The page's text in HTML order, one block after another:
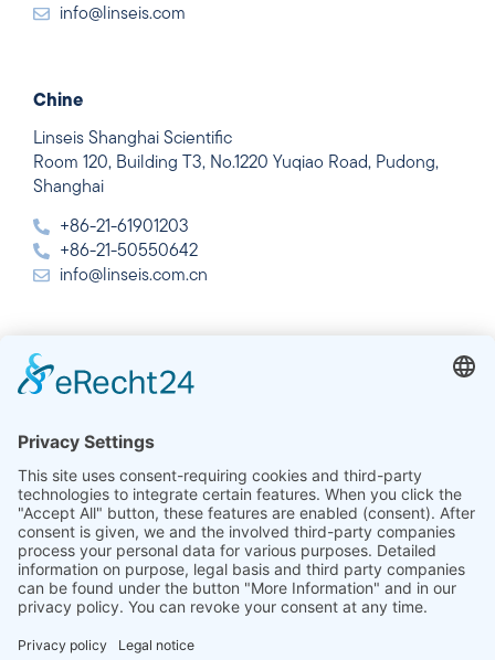
info@linseis.com
Chine
Linseis Shanghai Scientific
Room 120, Building T3, No.1220 Yuqiao Road, Pudong,
Shanghai
+86-21-61901203
+86-21-50550642
info@linseis.com.cn
Inde
Sector 23, Dwarka, 110077 New Delhi
+91-11-42883851
sales@linseis.in